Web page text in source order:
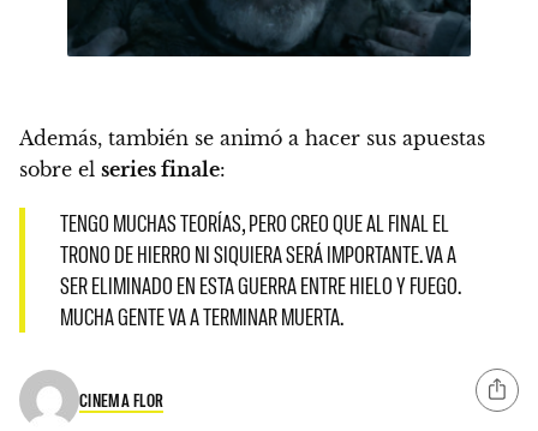
Además, también se animó a hacer sus apuestas
sobre el series finale:
TENGO MUCHAS TEORÍAS, PERO CREO QUE AL FINAL EL
TRONO DE HIERRO NI SIQUIERA SERÁ IMPORTANTE. VA A
SER ELIMINADO EN ESTA GUERRA ENTRE HIELO Y FUEGO.
MUCHA GENTE VA A TERMINAR MUERTA.
CINEMA FLOR